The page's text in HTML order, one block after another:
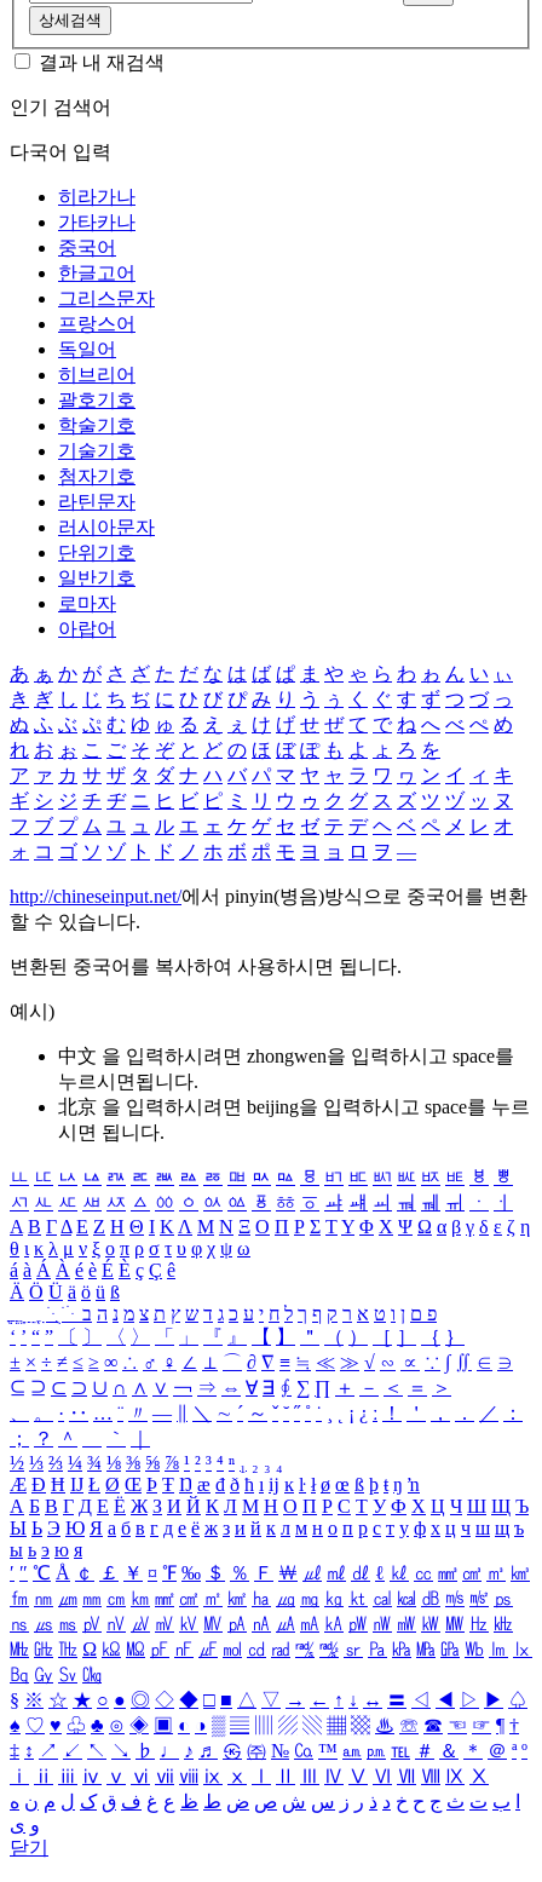
상세검색
결과 내 재검색
인기 검색어
다국어 입력
히라가나
가타카나
중국어
한글고어
그리스문자
프랑스어
독일어
히브리어
괄호기호
학술기호
기술기호
첨자기호
라틴문자
러시아문자
단위기호
일반기호
로마자
아랍어
あ ぁ か が さ ざ た だ な は ば ぱ ま や ゃ ら わ ゎ ん い ぃ
き ぎ し じ ち ぢ に ひ び ぴ み り う ぅ く ぐ す ず つ づ っ
ぬ ふ ぶ ぷ む ゆ ゅ る え ぇ け げ せ ぜ て で ね へ べ ぺ め
れ お ぉ こ ご そ ぞ と ど の ほ ぼ ぽ も よ ょ ろ を
ア ァ カ サ ザ タ ダ ナ ハ バ パ マ ヤ ャ ラ ワ ヮ ン イ ィ キ
ギ シ ジ チ ヂ ニ ヒ ビ ピ ミ リ ウ ゥ ク グ ス ズ ツ ヅ ッ ヌ
フ ブ プ ム ユ ュ ル エ ェ ケ ゲ セ ゼ テ デ ヘ ベ ペ メ レ オ
ォ コ ゴ ソ ゾ ト ド ノ ホ ボ ポ モ ヨ ョ ロ ヲ ―
http://chineseinput.net/에서 pinyin(병음)방식으로 중국어를 변환
할 수 있습니다.
변환된 중국어를 복사하여 사용하시면 됩니다.
예시)
中文 을 입력하시려면 zhongwen을 입력하시고 space를
누르시면됩니다.
北京 을 입력하시려면 beijing을 입력하시고 space를 누르
시면 됩니다.
ㅥ ㅦ ㅧ ㅨ ㅩ ㅪ ㅫ ㅬ ㅭ ㅮ ㅯ ㅰ ㅱ ㅲ ㅳ ㅴ ㅵ ㅶ ㅷ ㅸ
ㅹ
ㅺ ㅻ ㅼ ㅽ ㅾ ㅿ ㆀ ㆁ ㆂ ㆃ ㆄ ㆅ ㆆ ㆇ ㆈ ㆉ ㆊ ㆋ ㆌ ㆍ
ㆎ
Α Β ΓΔ Ε Ζ Η Θ Ι ΚΛ Μ Ν Ξ Ο Π Ρ Σ ΤΥ Φ Χ Ψ Ω α β γ δ ε ζ η
θ ι κ λ μ ν ξ ο π ρ σ τ υ φ χ ψ ω
á à Á À é è É È ç Ç ê
Ä Ö Ü ä ö ü ß
ִֶֹ ֻּ ׁׂ פ ם ן ו ט א ר ק ף ך ל ח י ע כ ג ד ש ץ ת צ מ נ ה ב
‘ ’ “ ” 〔 〕 〈 〉 「 」 『 』 【 】 ＂ （ ） ［ ］ ｛ ｝
± × ÷ ≠ ≤ ≥ ∞ ∴ ♂ ♀ ∠ ⊥ ⌒ ∂ ∇ ≡ ≒ ≪ ≫ √ ∽ ∝ ∵ ∫ ∬ ∈ ∋
⊆ ⊇ ⊂ ⊃ ∪ ∩ ∧ ∨ ￢ ⇒ ⇔ ∀ ∃ ∮ ∑ ∏ ＋ － ＜ ＝
＞
、
。 · ‥ … ¨ 〃 ― ＼ ∼ ´ ～ ˇ ˘ ˝ ˚ ˙ ¸ ¡ ¿ ː ！ ＇ ， ． ／
：
；
？ ＾ ｀
½ ⅓ ⅔ ¼ ¾ ⅛ ⅜ ⅝ ⅞ ¹ ² ³ ⁴ ⁿ ₁ ₂ ₃ ₄
Æ Ð Ħ Ĳ Ł Ø Œ Þ Ŧ Ŋ æ đ ð ħ ı ĳ ĸ ŀ ł ø œ ß þ ŧ ŋ ŉ
А Б В Г Д Е Ё Ж З И Й К Л М Н О П Р С Т У Ф Х Ц Ч Ш Щ Ъ
Ы Ь Э Ю Я а б в г д е ё ж з и й к л м н о п р с т у ф х ц ч ш щ ъ
ы ь э ю я
′ ″ ℃ Å ￠ ￡ ￥ ¤ ℉ ‰ ＄ ％ Ｆ ￦ ㎕ ㎖ ㎗ ℓ ㎘ ㏄ ㎣ ㎤ ㎥ ㎦
㎙ ㎚ ㎛ ㎜ ㎝ ㎞ ㎟ ㎠ ㎡ ㎢ ㏊ ㎍ ㎎ ㎏ ㏏ ㎈ ㎉ ㏈ ㎧ ㎨ ㎰
㎱ ㎲ ㎳ ㎴ ㎵ ㎶ ㎷ ㎸ ㎹ ㎀ ㎁ ㎂ ㎃ ㎄ ㎺ ㎻ ㎽ ㎾ ㎿ ㎐ ㎑
㎒ ㎓ ㎔ Ω ㏀ ㏁ ㎊ ㎋ ㎌ ㏖ ㏅ ㎭ ㎮ ㎯ ㏛ ㎩ ㎪ ㎫ ㎬ ㏝ ㏐
㏓
㏃ ㏉ ㏜ ㏆
§ ※ ☆ ★ ○ ● ◎ ◇ ◆ □ ■ △ ▽ → ← ↑ ↓ ↔ 〓 ◁ ◀ ▷ ▶ ♤
♠ ♡ ♥ ♧ ♣ ⊙ ◈ ▣ ◐ ◑ ▒ ▤ ▨ ▧ ▦ ▩ ♨ ☏ ☎ ☜ ☞ ¶ †
‡ ↕ ↗ ↙ ↖ ↘ ♭ ♩ ♪ ♬ ㉿ ㈜ № ㏇ ™ ㏂ ㏘ ℡ ＃ ＆ ＊ ＠ ª º
ⅰ
ⅱ ⅲ ⅳ ⅴ ⅵ ⅶ ⅷ ⅸ ⅹ Ⅳ Ⅴ Ⅵ Ⅶ Ⅷ Ⅸ Ⅹ
ب ت ث ج ح خ د ذ ر ز س ش ص ض ط ظ ع غ ف ق ک ل م ن ه
و ی
닫기